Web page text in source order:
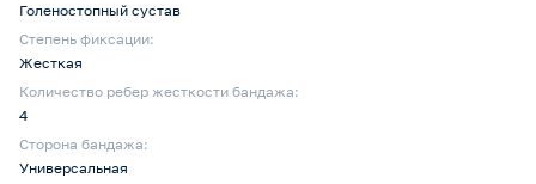
Голеностопный сустав
Степень фиксации:
Жесткая
Количество ребер жесткости бандажа:
4
Сторона бандажа:
Универсальная